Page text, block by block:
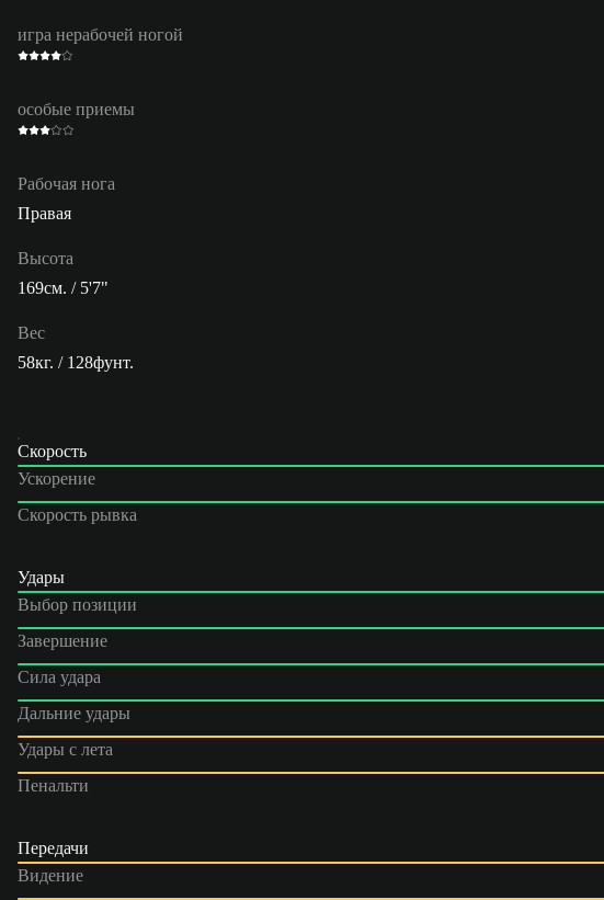
игра нерабочей ногой
особые приемы
Рабочая нога
Правая
Высота
169см. / 5'7"
Вес
58кг. / 128фунт.
Скорость
Ускорение
Скорость рывка
Удары
Выбор позиции
Завершение
Сила удара
Дальние удары
Удары с лета
Пенальти
Передачи
Видение